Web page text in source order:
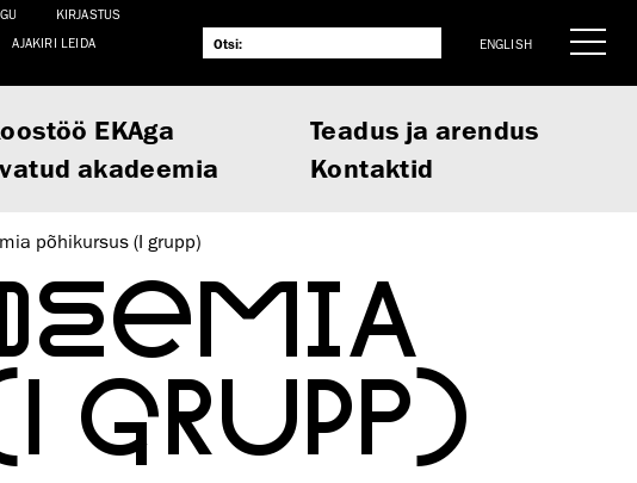
KIRJASTUS
AJAKIRI LEIDA
ENGLISH
EKAga
Teadus ja arendus
akadeemia Kontaktid
põhikursus (I grupp)
GRUPP)